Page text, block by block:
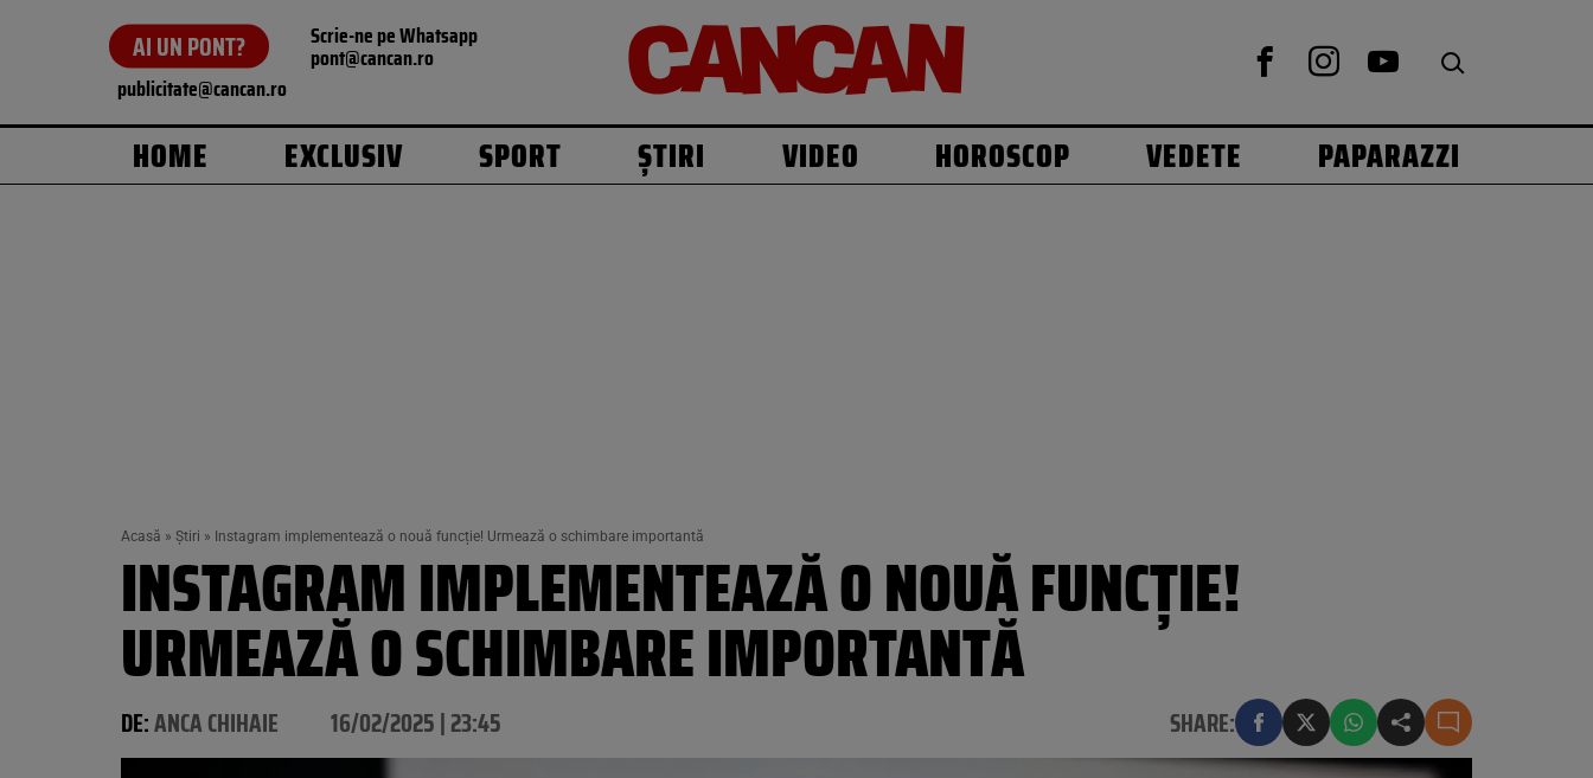
AI UN PONT? Scrie-ne pe Whatsapp
pont@cancan.ro
publicitate@cancan.ro
HOME EXCLUSIV SPORT ȘTIRI VIDEO HOROSCOP VEDETE PAPARAZZI
Acasă » Știri » Instagram implementează o nouă funcție! Urmează o schimbare importantă
INSTAGRAM IMPLEMENTEAZĂ O NOUĂ FUNCȚIE!
URMEAZĂ O SCHIMBARE IMPORTANTĂ
DE:ANCA CHIHAIE 16/02/2025 | 23:45 SHARE: